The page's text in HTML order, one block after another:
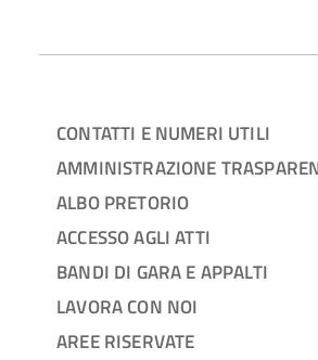
CONTATTI E NUMERI UTILI
AMMINISTRAZIONE
ALBO PRETORIO
ACCESSO AGLI ATTI
BANDI DI GARA E APPALTI
LAVORA CON NOI
AREE RISERVATE